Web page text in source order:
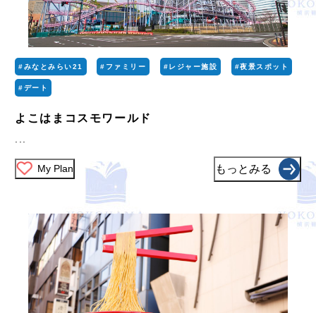
#みなとみらい21 #ファミリー #レジャー施設 #夜景スポット
#デート
よこはまコスモワールド
...
My Plan もっとみる